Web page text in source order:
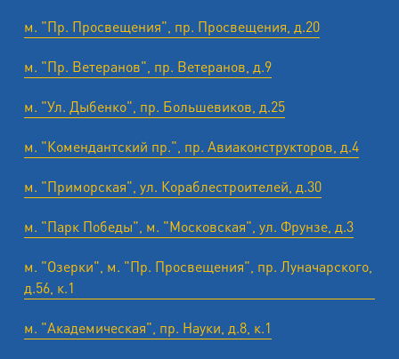
м. "Пр. Просвещения", пр. Просвещения, д.20
м. "Пр. Ветеранов", пр. Ветеранов, д.9
м. "Ул. Дыбенко", пр. Большевиков, д.25
м. "Комендантский пр.", пр. Авиаконструкторов, д.4
м. "Приморская", ул. Кораблестроителей, д.30
м. "Парк Победы", м. "Московская", ул. Фрунзе, д.3
м. "Озерки", м. "Пр. Просвещения", пр. Луначарского,
д.56, к.1
м. "Академическая", пр. Науки, д.8, к.1